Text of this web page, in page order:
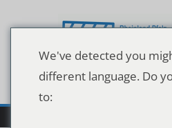
Inhalt
We've detected you
different language. Do
to: